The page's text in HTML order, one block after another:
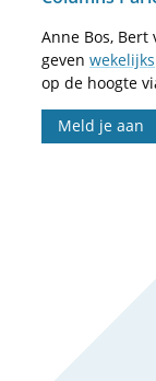
Anne Bos, Bert
geven wekelijks
op de hoogte
Meld je aan